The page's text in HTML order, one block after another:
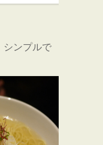
シンプルで